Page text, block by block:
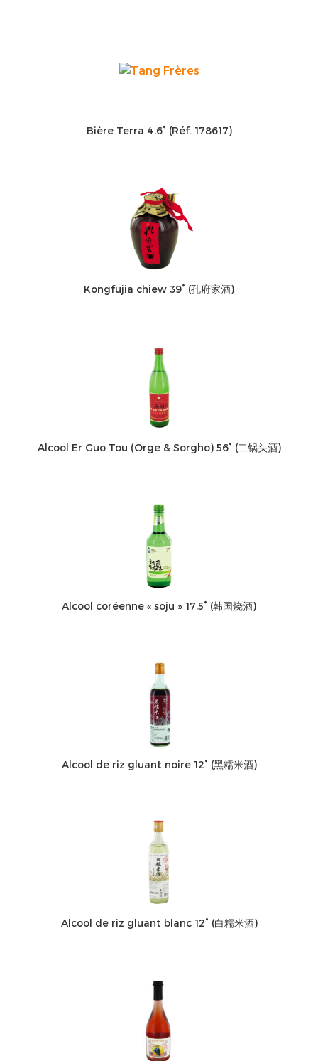
Bière Terra 4,6° (Réf. 178617)
Kongfujia chiew 39° (孔府家酒)
Alcool Er Guo Tou (Orge & Sorgho) 56° (二锅头酒)
Alcool coréenne « soju » 17,5° (韩国烧酒)
Alcool de riz gluant noire 12° (黑糯米酒)
Alcool de riz gluant blanc 12° (白糯米酒)